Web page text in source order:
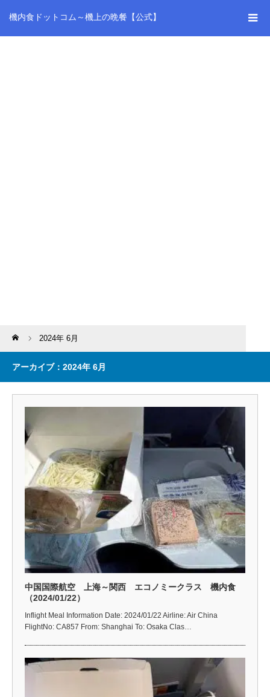
機内食ドットコム～機上の晩餐【公式】
Home 2024年 6月
アーカイブ：2024年 6月
中国国際航空 上海～関西 エコノミークラス 機内食
（2024/01/22）
Inflight Meal Information Date: 2024/01/22 Airline: Air China
FlightNo: CA857 From: Shanghai To: Osaka Clas…